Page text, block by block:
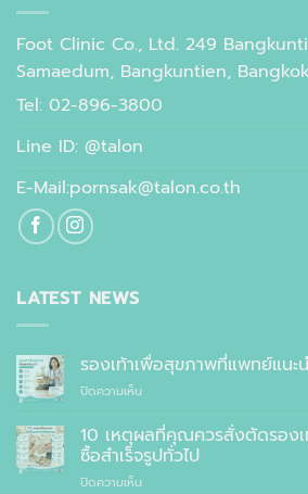
Foot Clinic Co., Ltd. 249
Samaedum, Bangkuntien,
Tel: 02-896-3800
Line ID: @talon
E-Mail:pornsak@talon.co.th
LATEST NEWS
รองเท้าเพื่อสุขภาพที่แพทย์แนะ
ปิดความเห็นบน
เพื่อ
สุขภาพ
ที่
แพทย์
10 เหตุผลที่คุณควรสั่งตัดรอง
ซื้อสำเร็จรูปทั่วไป
ปิดความเห็นบน